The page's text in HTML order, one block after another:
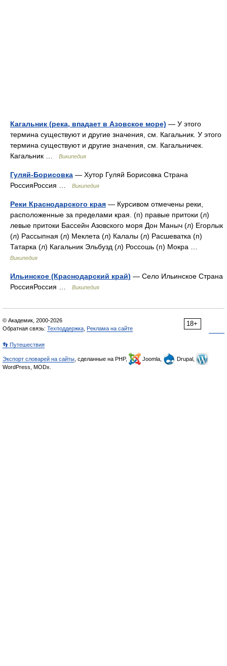
Кагальник (река, впадает в Азовское море) — У этого
термина существуют и другие значения, см. Кагальник. У этого
термина существуют и другие значения, см. Кагальничек.
Кагальник …
Википедия
Гуляй-Борисовка — Хутор Гуляй Борисовка Страна
РоссияРоссия …
Википедия
Реки Краснодарского края — Курсивом отмечены реки,
расположенные за пределами края. (п) правые притоки (л)
левые притоки Бассейн Азовского моря Дон Маныч (л) Егорлык
(л) Рассыпная (л) Меклета (л) Калалы (л) Расшеватка (п)
Татарка (л) Кагальник Эльбузд (л) Россошь (п) Мокра …
Википедия
Ильинское (Краснодарский край) — Село Ильинское Страна
РоссияРоссия …
Википедия
18+
© Академик, 2000-2026
Обратная связь: Техподдержка Реклама на сайте
👣 Путешествия
Экспорт словарей на сайты , сделанные на PHP, Joomla,
Drupal,
WordPress, MODx.